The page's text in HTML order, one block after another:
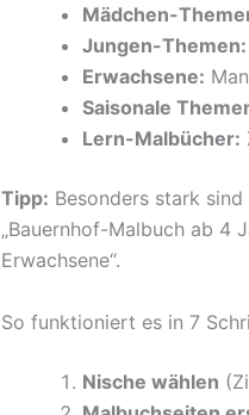
Mädchen-
Jungen-Themen:
Erwachsene:
Saisonale
Lern-Malbücher:
Tipp: Besonders stark
„Bauernhof-Malbuch ab 4
Erwachsene“.
So funktioniert es in 7
Nische wählen